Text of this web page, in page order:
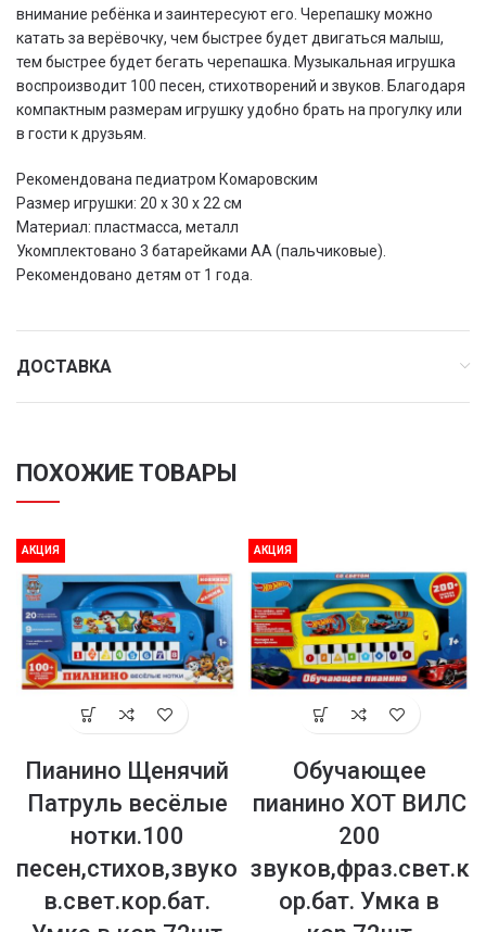
внимание ребёнка и заинтересуют его. Черепашку можно
катать за верёвочку, чем быстрее будет двигаться малыш,
тем быстрее будет бегать черепашка. Музыкальная игрушка
воспроизводит 100 песен, стихотворений и звуков. Благодаря
компактным размерам игрушку удобно брать на прогулку или
в гости к друзьям.
Рекомендована педиатром Комаровским
Размер игрушки: 20 x 30 x 22 см
Материал: пластмасса, металл
Укомплектовано 3 батарейками АА (пальчиковые).
Рекомендовано детям от 1 года.
ДОСТАВКА
ПОХОЖИЕ ТОВАРЫ
АКЦИЯ
Пианино Щенячий
Патруль весёлые
нотки.100
песен,стихов,звуко
в.свет.кор.бат.
АКЦИЯ
Обучающее
пианино ХОТ ВИЛС
200
звуков,фраз.свет.к
ор.бат. Умка в